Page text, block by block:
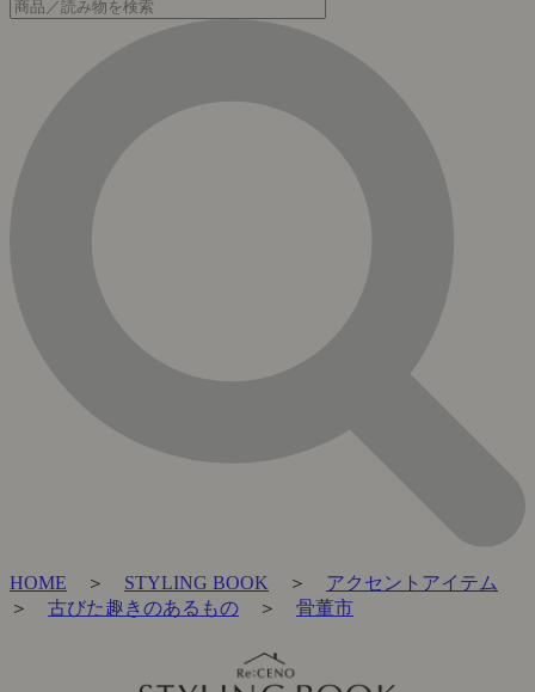
HOME ＞ STYLING BOOK ＞ アクセントアイテム
＞ 古びた趣きのあるもの ＞ 骨董市